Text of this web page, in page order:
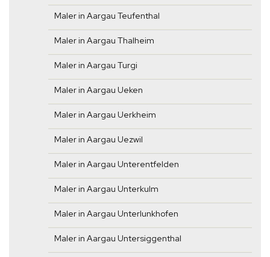
Maler in Aargau Teufenthal
Maler in Aargau Thalheim
Maler in Aargau Turgi
Maler in Aargau Ueken
Maler in Aargau Uerkheim
Maler in Aargau Uezwil
Maler in Aargau Unterentfelden
Maler in Aargau Unterkulm
Maler in Aargau Unterlunkhofen
Maler in Aargau Untersiggenthal